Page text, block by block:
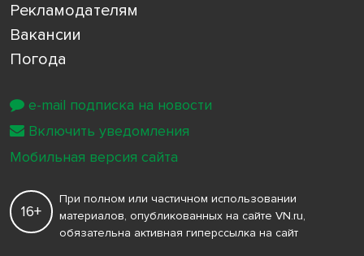
Рекламодателям
Вакансии
Погода
16+
При полном или частичном использовании
материалов, опубликованных на сайте VN.ru,
обязательна активная гиперссылка на сайт
e-mail подписка на новости
Включить уведомления
Мобильная версия сайта